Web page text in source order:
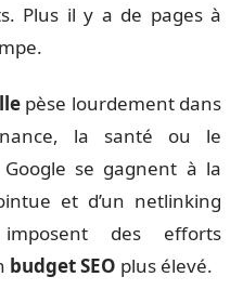
Plus il y a de pages à
pèse lourdement dans
la santé ou le
se gagnent à la
et d’un netlinking
des efforts
budget SEO plus élevé.